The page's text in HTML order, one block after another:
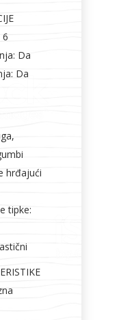
Da
Da
hrđajući
tipke: